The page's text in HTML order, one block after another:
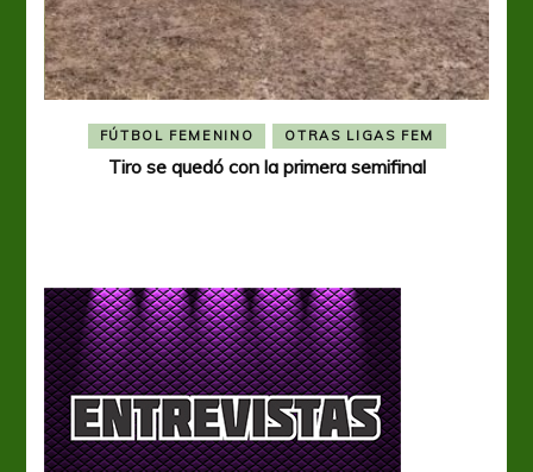
FÚTBOL FEMENINO OTRAS LIGAS FEM
Tiro se quedó con la primera semifinal